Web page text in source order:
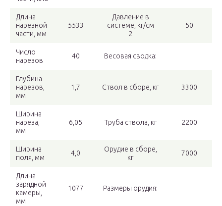
Длина
нарезной
части, мм
5533
Давление в
системе, кг/см
2
50
Число
нарезов
40 Весовая сводка:
Глубина
нарезов,
мм
1,7 Ствол в сборе, кг 3300
Ширина
нареза,
мм
6,05 Труба ствола, кг 2200
Ширина
поля, мм
4,0
Орудие в сборе,
кг
7000
Длина
зарядной
камеры,
мм
1077 Размеры орудия: